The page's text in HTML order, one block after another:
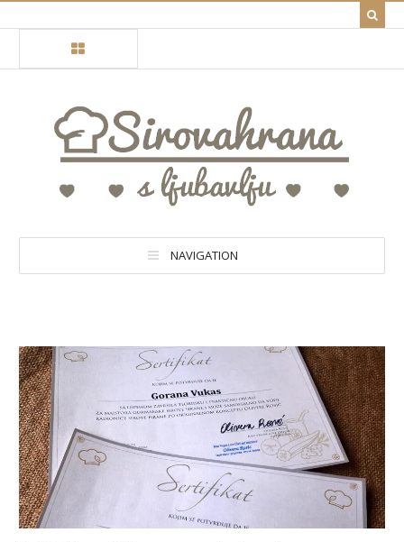
NAVIGATION